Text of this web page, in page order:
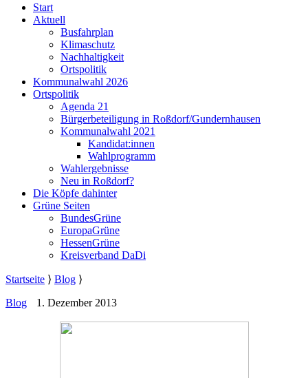
Start
Aktuell
Busfahrplan
Klimaschutz
Nachhaltigkeit
Ortspolitik
Kommunalwahl 2026
Ortspolitik
Agenda 21
Bürgerbeteiligung in Roßdorf/Gundernhausen
Kommunalwahl 2021
Kandidat:innen
Wahlprogramm
Wahlergebnisse
Neu in Roßdorf?
Die Köpfe dahinter
Grüne Seiten
BundesGrüne
EuropaGrüne
HessenGrüne
Kreisverband DaDi
Startseite ⟩ Blog ⟩
Blog
1. Dezember 2013